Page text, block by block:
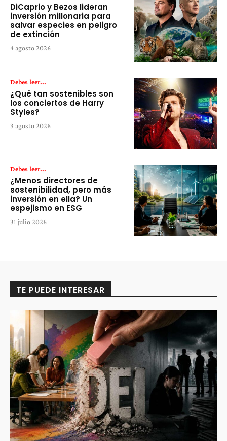
DiCaprio y Bezos lideran
inversión millonaria para
salvar especies en peligro
de extinción
4 agosto 2026
Debes leer...
¿Qué tan sostenibles son
los conciertos de Harry
Styles?
3 agosto 2026
Debes leer...
¿Menos directores de
sostenibilidad, pero más
inversión en ella? Un
espejismo en ESG
31 julio 2026
TE PUEDE INTERESAR